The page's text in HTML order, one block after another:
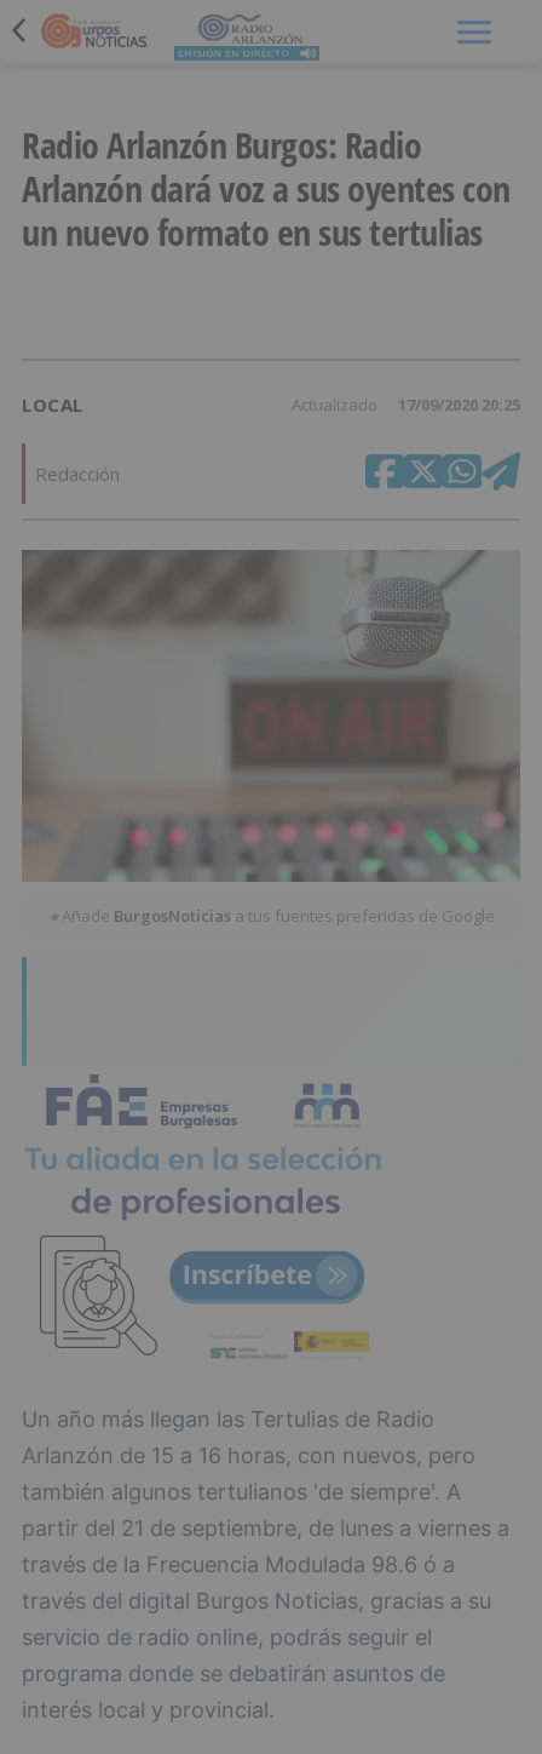
Radio Arlanzón Burgos: Radio
Arlanzón dará voz a sus oyentes con
un nuevo formato en sus tertulias
LOCAL Actualizado 17/09/2020 20:25
Redacción
★Añade BurgosNoticias a tus fuentes preferidas de Google
Un año más llegan las Tertulias de Radio
Arlanzón de 15 a 16 horas, con nuevos, pero
también algunos tertulianos 'de siempre'. A
partir del 21 de septiembre, de lunes a viernes a
través de la Frecuencia Modulada 98.6 ó a
través del digital Burgos Noticias, gracias a su
servicio de radio online, podrás seguir el
programa donde se debatirán asuntos de
interés local y provincial.